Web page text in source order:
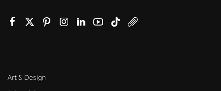
Art & Design